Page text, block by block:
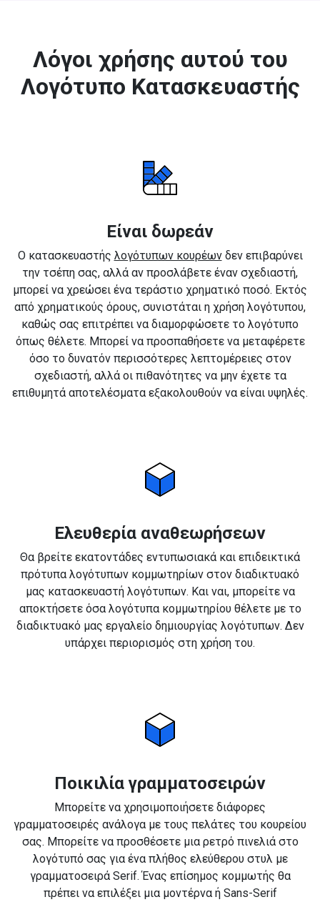
Λόγοι χρήσης αυτού του
Λογότυπο Κατασκευαστής
Είναι δωρεάν
Ο κατασκευαστής λογότυπων κουρέωνδεν επιβαρύνει
την τσέπη σας, αλλά αν προσλάβετε έναν σχεδιαστή,
μπορεί να χρεώσει ένα τεράστιο χρηματικό ποσό. Εκτός
από χρηματικούς όρους, συνιστάται η χρήση λογότυπου,
καθώς σας επιτρέπει να διαμορφώσετε το λογότυπο
όπως θέλετε. Μπορεί να προσπαθήσετε να μεταφέρετε
όσο το δυνατόν περισσότερες λεπτομέρειες στον
σχεδιαστή, αλλά οι πιθανότητες να μην έχετε τα
επιθυμητά αποτελέσματα εξακολουθούν να είναι υψηλές.
Ελευθερία αναθεωρήσεων
Θα βρείτε εκατοντάδες εντυπωσιακά και επιδεικτικά
πρότυπα λογότυπων κομμωτηρίων στον διαδικτυακό
μας κατασκευαστή λογότυπων. Και ναι, μπορείτε να
αποκτήσετε όσα λογότυπα κομμωτηρίου θέλετε με το
διαδικτυακό μας εργαλείο δημιουργίας λογότυπων. Δεν
υπάρχει περιορισμός στη χρήση του.
Ποικιλία γραμματοσειρών
Μπορείτε να χρησιμοποιήσετε διάφορες
γραμματοσειρές ανάλογα με τους πελάτες του κουρείου
σας. Μπορείτε να προσθέσετε μια ρετρό πινελιά στο
λογότυπό σας για ένα πλήθος ελεύθερου στυλ με
γραμματοσειρά Serif. Ένας επίσημος κομμωτής θα
πρέπει να επιλέξει μια μοντέρνα ή Sans-Serif